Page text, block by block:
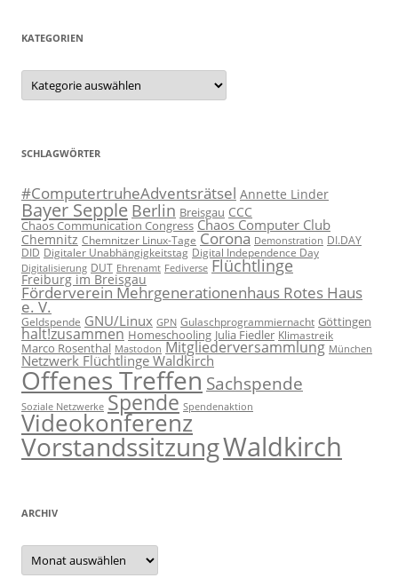
KATEGORIEN
Kategorien
SCHLAGWÖRTER
#ComputertruheAdventsrätsel Annette Linder
Bayer Sepple Berlin Breisgau CCC
Chaos Communication Congress Chaos Computer Club
Chemnitz Chemnitzer Linux-Tage Corona Demonstration DI.DAY
DID Digitaler Unabhängigkeitstag Digital Independence Day
Digitalisierung DUT Ehrenamt Fediverse Flüchtlinge
Freiburg im Breisgau
Förderverein Mehrgenerationenhaus Rotes Haus
e. V.
Geldspende GNU/Linux GPN Gulaschprogrammiernacht Göttingen
halt!zusammen Homeschooling Julia Fiedler Klimastreik
Marco Rosenthal Mastodon Mitgliederversammlung München
Netzwerk Flüchtlinge Waldkirch
Offenes Treffen Sachspende
Soziale Netzwerke Spende Spendenaktion
Videokonferenz
VorstandssitzungWaldkirch
ARCHIV
Archiv